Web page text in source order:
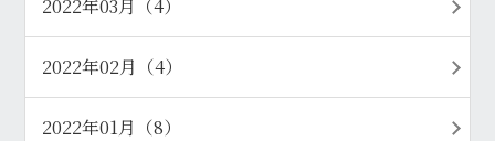
2022年03月（4）
2022年02月（4）
2022年01月（8）